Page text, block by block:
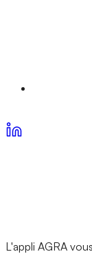
L'appli AGRA